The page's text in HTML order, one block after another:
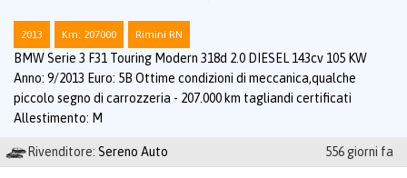
2013 Km: 207000 Rimini RN
BMW Serie 3 F31 Touring Modern 318d 2.0 DIESEL 143cv 105 KW
Anno: 9/2013 Euro: 5B Ottime condizioni di meccanica,qualche
piccolo segno di carrozzeria - 207.000 km tagliandi certificati
Allestimento: M
Rivenditore: Sereno Auto 556 giorni fa